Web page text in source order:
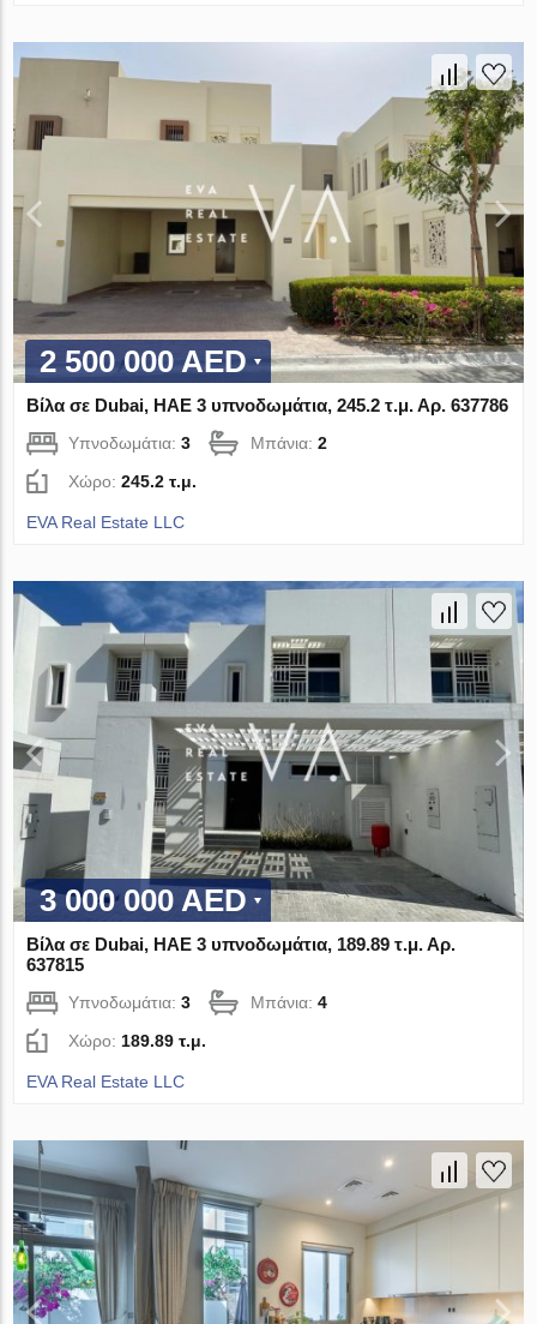
2 500 000 AED
Βίλα σε Dubai, ΗΑΕ 3 υπνοδωμάτια, 245.2 τ.μ. Αρ. 637786
Υπνοδωμάτια:3 Μπάνια:2
Χώρο:245.2 τ.μ.
EVA Real Estate LLC
3 000 000 AED
Βίλα σε Dubai, ΗΑΕ 3 υπνοδωμάτια, 189.89 τ.μ. Αρ.
637815
Υπνοδωμάτια:3 Μπάνια:4
Χώρο: 189.89 τ.μ.
EVA Real Estate LLC